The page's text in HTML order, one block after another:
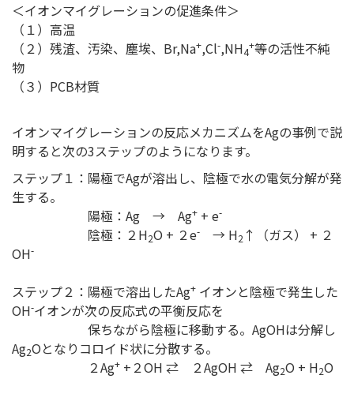
＜イオンマイグレーションの促進条件＞
（１）高温
（２）残渣、汚染、塵埃、Br,Na+,Cl-,NH4
+等の活性不純
物
（３）PCB材質
イオンマイグレーションの反応メカニズムをAgの事例で説
明すると次の3ステップのようになります。
ステップ１：陽極でAgが溶出し、陰極で水の電気分解が発
生する。
陽極：Ag → Ag+ + e-
陰極：２H2O + ２e- → H2 ↑（ガス） + ２
OH-
ステップ２：陽極で溶出したAg+ イオンと陰極で発生した
OH-イオンが次の反応式の平衡反応を
保ちながら陰極に移動する。AgOHは分解し
Ag2Oとなりコロイド状に分散する。
２Ag+ +２OH ⇄ ２AgOH ⇄ Ag2O + H2O